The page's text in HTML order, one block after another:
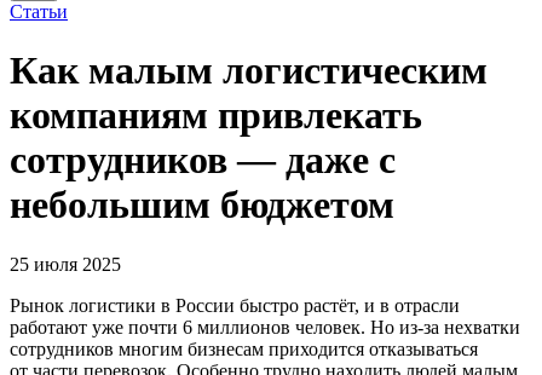
Статьи
Как малым логистическим
компаниям привлекать
сотрудников — даже с
небольшим бюджетом
25 июля 2025
Рынок логистики в России быстро растёт, и в отрасли
работают уже почти 6 миллионов человек. Но из-за нехватки
сотрудников многим бизнесам приходится отказываться
от части перевозок. Особенно трудно находить людей малым